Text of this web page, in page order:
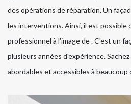
des opérations de réparation. Un
les interventions. Ainsi, il est possible
professionnel à l'image de . C'est un
plusieurs années d'expérience.
abordables et accessibles à beaucoup